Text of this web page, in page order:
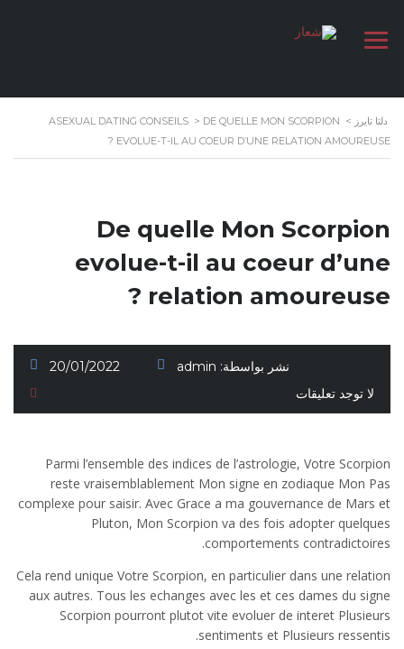
دلتا تايرز >
ASEXUAL DATING CONSEILS > DE QUELLE MON SCORPION
EVOLUE-T-IL AU COEUR D’UNE RELATION AMOUREUSE ?
De quelle Mon Scorpion
evolue-t-il au coeur d’une
relation amoureuse ?
20/01/2022 نشر بواسطة: admin
لا توجد تعليقات
Parmi l’ensemble des indices de l’astrologie, Votre Scorpion
reste vraisemblablement Mon signe en zodiaque Mon Pas
complexe pour saisir. Avec Grace a ma gouvernance de Mars et
Pluton, Mon Scorpion va des fois adopter quelques
comportements contradictoires.
Cela rend unique Votre Scorpion, en particulier dans une relation
aux autres. Tous les echanges avec les et ces dames du signe
Scorpion pourront plutot vite evoluer de interet Plusieurs
sentiments et Plusieurs ressentis.